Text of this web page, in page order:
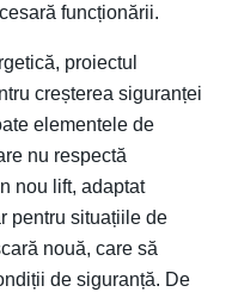
funcționării.
proiectul
creșterea siguranței
elementele de
nu respectă
nou lift, adaptat
pentru situațiile de
nouă, care să
de siguranță. De